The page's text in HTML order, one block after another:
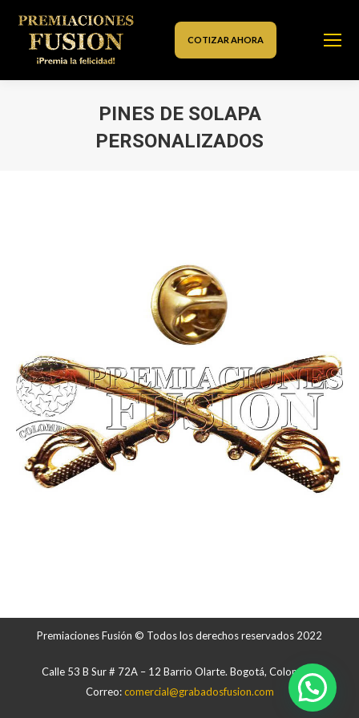
COTIZAR AHORA
PINES DE SOLAPA
PERSONALIZADOS
Premiaciones Fusión © Todos los derechos reservados 2022
Calle 53 B Sur # 72A – 12 Barrio Olarte. Bogotá, Colombia.
Correo:comercial@grabadosfusion.com